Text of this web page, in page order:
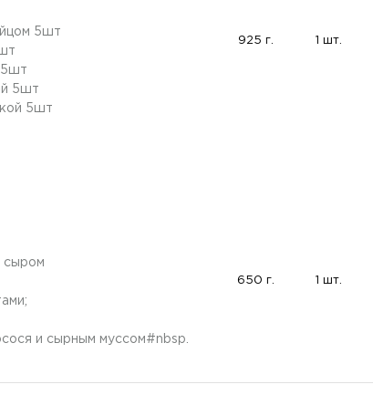
5шт
5шт
5шт
5шт
925 г. 1 шт.
сыром
и сырным муссом#nbsp.
650 г. 1 шт.